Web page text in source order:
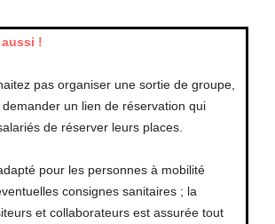
!
pas organiser une sortie de groupe,
demander un lien de réservation qui
de réserver leurs places.
pour les personnes à mobilité
consignes sanitaires ; la
et collaborateurs est assurée tout